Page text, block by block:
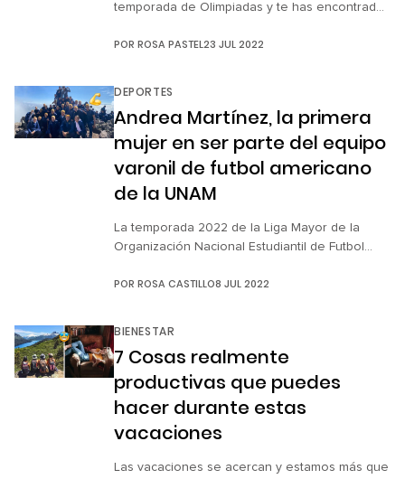
temporada de Olimpiadas y te has encontrado
que son sumamente emocionantes. Aún fuera
(algunos de ellos son realmente extremos).
Solo para darte […]
POR ROSA PASTEL23 JUL 2022
DEPORTES
Andrea Martínez, la primera
mujer en ser parte del equipo
varonil de futbol americano
de la UNAM
La temporada 2022 de la Liga Mayor de la
Organización Nacional Estudiantil de Futbol
septiembre, por lo que los equipos de las
ello, mediante una serie […]
POR ROSA CASTILLO8 JUL 2022
BIENESTAR
7 Cosas realmente
productivas que puedes
hacer durante estas
vacaciones
Las vacaciones se acercan y estamos más que